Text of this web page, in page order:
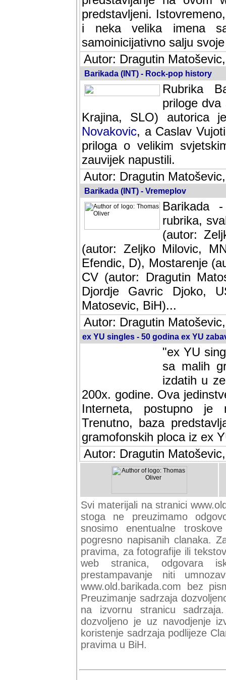
predstavljeni.
i neka velika imena
samoinicijativno salju
Autor: Dragutin
Barikada (INT) - Rock-pop history
Rubrika
dva
SLO) autorica je velikog
Caslav Vujotic
velikim svjetskim
napustili.
Autor: Dragutin
Barikada (INT) - Vremeplov
Barikada
rubrika,
(autor:
(autor: Zeljko Milovic,
Efendic, D), Mostarenje
CV (autor: Dragutin
Djordje Gavric Djoko,
Matosevic, BiH)...
Autor: Dragutin
ex YU singles - 50 godina ex YU
"ex YU
sa malih
izdatih u
200x. godine. Ova
Interneta, postupno je
baza predstavlja
ploca iz ex YU.
Autor: Dragutin
Svi materijali na stranici
stoga ne preuzimamo
snosimo enentualne
pogresno napisanih clanaka.
pravima, za fotografije ili
web stranica, odgovara
prestampavanje niti
www.old.barikada.com bez
Preuzimanje sadrzaja
na izvornu stranicu
dozvoljeno je uz navodjenje
koristenje sadrzaja podlijeze
pravima u BiH.